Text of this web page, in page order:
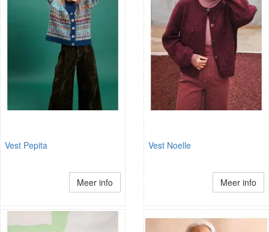
Vest Pepita
Meer info
Vest Noelle
Meer info